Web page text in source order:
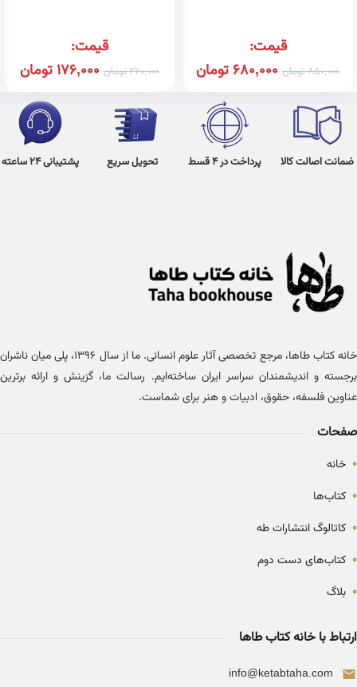
قیمت:
850,000تومان 680,000 تومان
قیمت:
220,000تومان 176,000تومان
ضمانت اصالت کالا پرداخت در 4 قسط تحویل سریع پشتیبانی 24 ساعته
خانه کتاب طاها، مرجع تخصصی آثار علوم انسانی. ما از سال ۱۳۹۶، پلی میان ناشران
برجسته و اندیشمندان سراسر ایران ساخته‌ایم. رسالت ما، گزینش و ارائه برترین
عناوین فلسفه، حقوق، ادبیات و هنر برای شماست.
صفحات
• خانه
• کتاب‌ها
• کاتالوگ انتشارات طه
• کتاب‌های دست دوم
• بلاگ
ارتباط با خانه کتاب طاها
info@ketabtaha.com